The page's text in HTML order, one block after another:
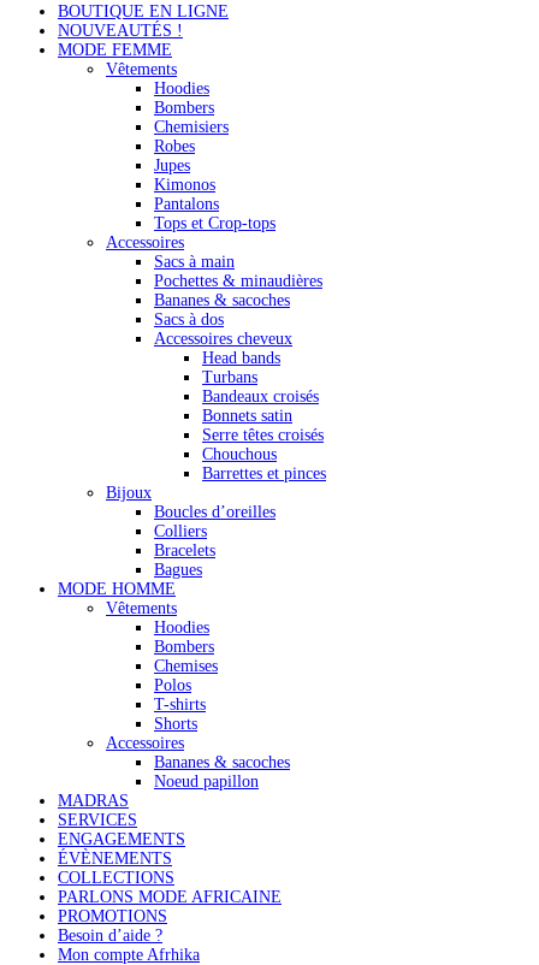
BOUTIQUE EN LIGNE
NOUVEAUTÉS !
MODE FEMME
Vêtements
Hoodies
Bombers
Chemisiers
Robes
Jupes
Kimonos
Pantalons
Tops et Crop-tops
Accessoires
Sacs à main
Pochettes & minaudières
Bananes & sacoches
Sacs à dos
Accessoires cheveux
Head bands
Turbans
Bandeaux croisés
Bonnets satin
Serre têtes croisés
Chouchous
Barrettes et pinces
Bijoux
Boucles d’oreilles
Colliers
Bracelets
Bagues
MODE HOMME
Vêtements
Hoodies
Bombers
Chemises
Polos
T-shirts
Shorts
Accessoires
Bananes & sacoches
Noeud papillon
MADRAS
SERVICES
ENGAGEMENTS
ÉVÈNEMENTS
COLLECTIONS
PARLONS MODE AFRICAINE
PROMOTIONS
Besoin d’aide ?
Mon compte Afrhika